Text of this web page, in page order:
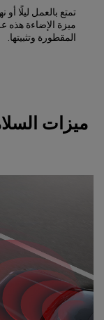
ميزة الإضاءة هذه
المقطورة وتثبيتها.
ميزات